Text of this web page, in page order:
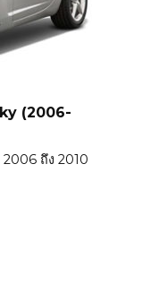
(2006-
ถึง 2010